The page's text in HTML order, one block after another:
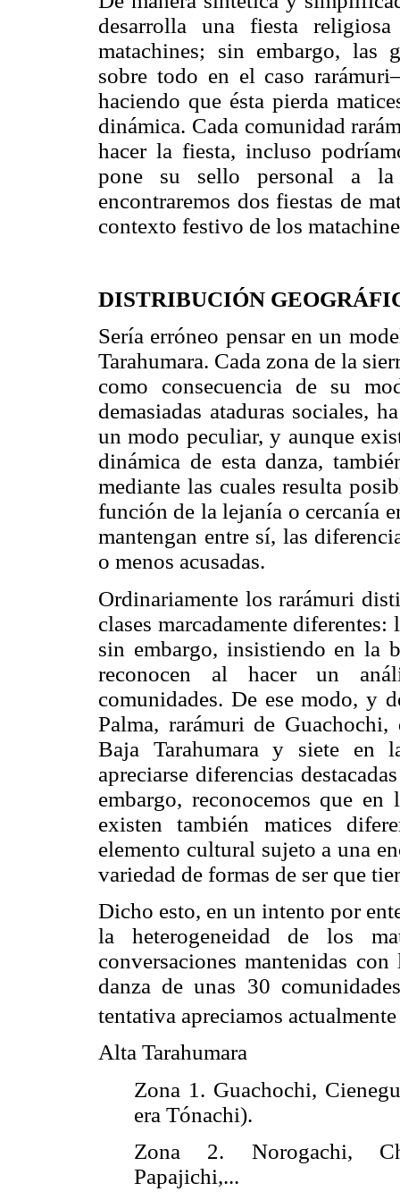
desarrolla una fiesta
matachines; sin embargo, las
sobre todo en el caso
haciendo que ésta pierda
dinámica. Cada comunidad
hacer la fiesta, incluso
pone su sello personal a
encontraremos dos fiestas de
contexto festivo de los
DISTRIBUCIÓN
Sería erróneo pensar en un
Tarahumara. Cada zona de la
como consecuencia de su
demasiadas ataduras sociales,
un modo peculiar, y aunque
dinámica de esta danza,
mediante las cuales resulta
función de la lejanía o cercanía
mantengan entre sí, las
o menos acusadas.
Ordinariamente los rarámuri
clases marcadamente
sin embargo, insistiendo en la
reconocen al hacer un
comunidades. De ese modo, y
Palma, rarámuri de
Baja Tarahumara y siete en
apreciarse diferencias
embargo, reconocemos que
existen también matices
elemento cultural sujeto a una
variedad de formas de ser que
Dicho esto, en un intento por
la heterogeneidad de los
conversaciones mantenidas
danza de unas 30
tentativa apreciamos
Alta Tarahumara
Zona 1. Guachochi,
era Tónachi).
Zona 2. Norogachi,
Papajichi,...